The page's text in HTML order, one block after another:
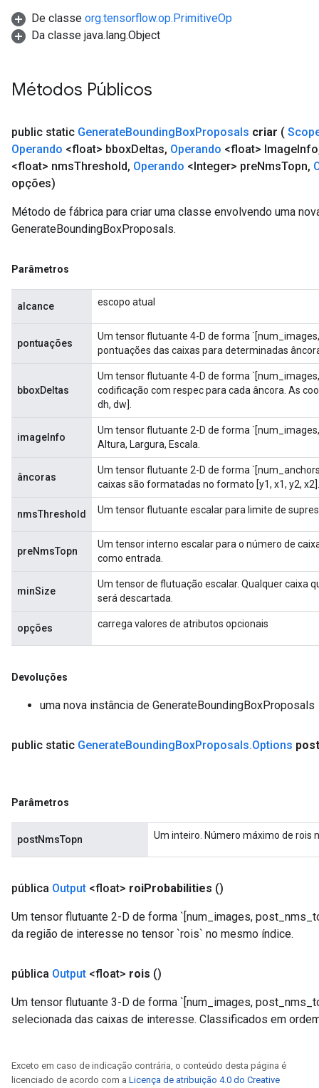
De classe org.tensorflow.op.PrimitiveOp
Da classe java.lang.Object
Métodos Públicos
public static GenerateBoundingBoxProposals criar (
Operando <float> bboxDeltas, Operando <float> ImageInfo
<float> nmsThreshold, Operando <Integer> preNmsTopn,
opções)
Método de fábrica para criar uma classe envolvendo uma
GenerateBoundingBoxProposals.
Parâmetros
alcance escopo atual
pontuações
Um tensor flutuante 4-D de forma
pontuações das caixas para determinadas
bboxDeltas
Um tensor flutuante 4-D de forma
codificação com respec para cada âncora. As
dh, dw].
imageInfo
Um tensor flutuante 2-D de forma
Altura, Largura, Escala.
âncoras
Um tensor flutuante 2-D de forma
caixas são formatadas no formato [y1, x1, y2, x2].
nmsThreshold Um tensor flutuante escalar para limite de
preNmsTopn
Um tensor interno escalar para o número de
como entrada.
minSize
Um tensor de flutuação escalar. Qualquer caixa
será descartada.
opções carrega valores de atributos opcionais
Devoluções
uma nova instância de GenerateBoundingBoxProposals
public static GenerateBoundingBoxProposals.Options post
Parâmetros
postNmsTopn Um inteiro. Número máximo de rois
pública Output <float> roiProbabilities ()
Um tensor flutuante 2-D de forma `[num_images,
da região de interesse no tensor `rois` no mesmo índice.
pública Output <float> rois ()
Um tensor flutuante 3-D de forma `[num_images,
selecionada das caixas de interesse. Classificados em
Exceto em caso de indicação contrária, o conteúdo desta página é
licenciado de acordo com a Licença de atribuição 4.0 do Creative